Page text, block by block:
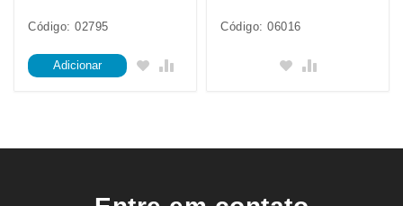
Código: 02795
Adicionar
Código: 06016